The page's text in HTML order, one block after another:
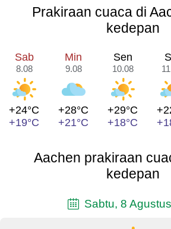
Prakiraan cuaca di
kedepan
Sab
8.08
+24°C
+19°C
Min
9.08
+28°C
+21°C
Sen
10.08
+29°C
+18°C
Aachen prakiraan
kedepan
Sabtu, 8